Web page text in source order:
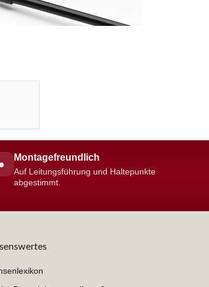
Montagefreundlich
Auf Leitungsführung und Haltepunkte
abgestimmt.